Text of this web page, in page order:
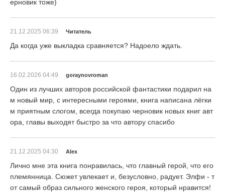
ерновик тоже)
21.12.2025 06:39 Читатель
Да когда уже выкладка сравняется? Надоело ждать.
16.02.2026 04:49 goraynovroman
Один из лучших авторов российской фантастики подарил на
м новый мир, с интересными героями, книга написана лёгки
м приятным слогом, всегда покупаю черновик новых книг авт
ора, главы выходят быстро за что автору спасибо
21.12.2025 04:30 Alex
Лично мне эта книга понравилась, что главный герой, что его
племянница. Сюжет увлекает и, безусловно, радует. Элфи - т
от самый образ сильного женского героя, который нравится!